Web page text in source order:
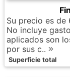
Su precio es de
No incluye
aplicados son
por sus c..
Superficie total